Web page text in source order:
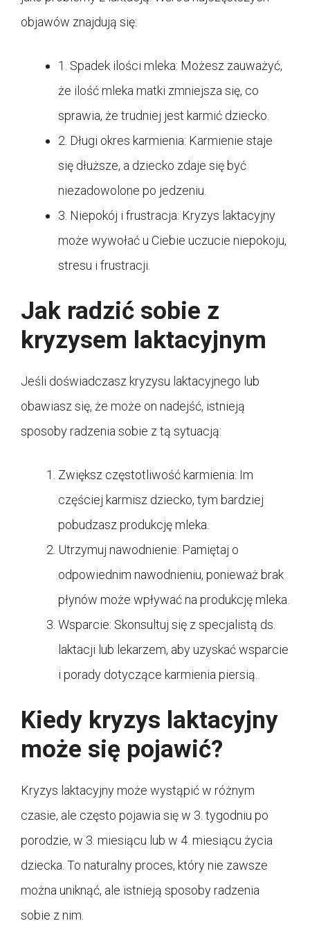
objawów znajdują się:
1. Spadek ilości mleka: Możesz zauważyć,
że ilość mleka matki zmniejsza się, co
sprawia, że trudniej jest karmić dziecko.
2. Długi okres karmienia: Karmienie staje
się dłuższe, a dziecko zdaje się być
niezadowolone po jedzeniu.
3. Niepokój i frustracja: Kryzys laktacyjny
może wywołać u Ciebie uczucie niepokoju,
stresu i frustracji.
Jak radzić sobie z
kryzysem laktacyjnym
Jeśli doświadczasz kryzysu laktacyjnego lub
obawiasz się, że może on nadejść, istnieją
sposoby radzenia sobie z tą sytuacją:
Zwiększ częstotliwość karmienia: Im
częściej karmisz dziecko, tym bardziej
pobudzasz produkcję mleka.
Utrzymuj nawodnienie: Pamiętaj o
odpowiednim nawodnieniu, ponieważ brak
płynów może wpływać na produkcję mleka.
Wsparcie: Skonsultuj się z specjalistą ds.
laktacji lub lekarzem, aby uzyskać wsparcie
i porady dotyczące karmienia piersią.
Kiedy kryzys laktacyjny
może się pojawić?
Kryzys laktacyjny może wystąpić w różnym
czasie, ale często pojawia się w 3. tygodniu po
porodzie, w 3. miesiącu lub w 4. miesiącu życia
dziecka. To naturalny proces, który nie zawsze
można uniknąć, ale istnieją sposoby radzenia
sobie z nim.